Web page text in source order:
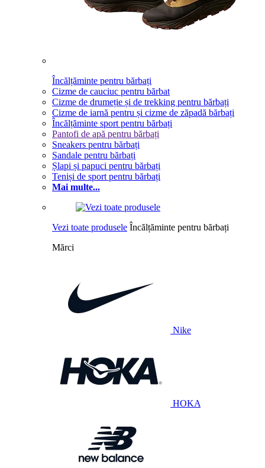
Încălțăminte pentru bărbați
Cizme de cauciuc pentru bărbat
Cizme de drumeție și de trekking pentru bărbați
Cizme de iarnă pentru și cizme de zăpadă bărbați
Încălțăminte sport pentru bărbați
Pantofi de apă pentru bărbați
Sneakers pentru bărbați
Sandale pentru bărbați
Șlapi și papuci pentru bărbați
Teniși de sport pentru bărbați
Mai multe...
Vezi toate produsele Încălțăminte pentru bărbați
Mărci
Nike
HOKA